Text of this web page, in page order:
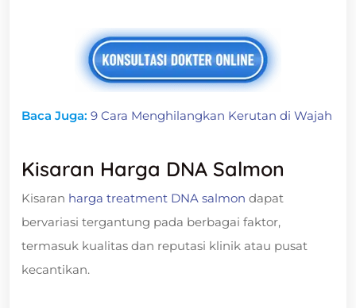
Baca Juga: 9 Cara Menghilangkan Kerutan di Wajah
Kisaran Harga DNA Salmon
Kisaran harga treatment DNA salmon dapat
bervariasi tergantung pada berbagai faktor,
termasuk kualitas dan reputasi klinik atau pusat
kecantikan.